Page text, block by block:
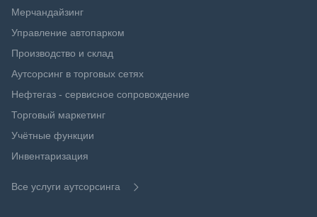
Мерчандайзинг
Управление автопарком
Производство и склад
Аутсорсинг в торговых сетях
Нефтегаз - сервисное сопровождение
Торговый маркетинг
Учётные функции
Инвентаризация
Все услуги аутсорсинга